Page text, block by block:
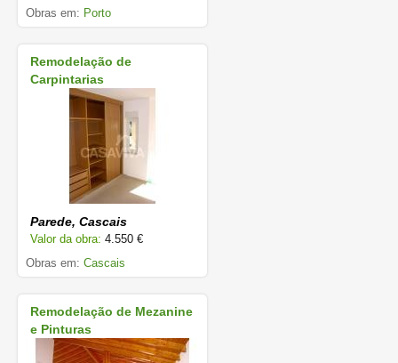
Obras em: Porto
Remodelação de
Carpintarias
Parede, Cascais
Valor da obra: 4.550 €
Obras em: Cascais
Remodelação de Mezanine
e Pinturas